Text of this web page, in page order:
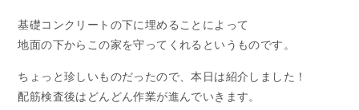
基礎コンクリートの下に埋めることによって
地面の下からこの家を守ってくれるというものです。
ちょっと珍しいものだったので、本日は紹介しました！
配筋検査後はどんどん作業が進んでいきます。